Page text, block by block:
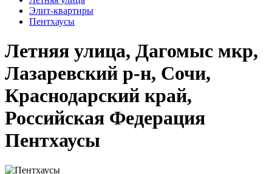
Элит-квартиры
Пентхаусы
Летняя улица, Дагомыс мкр,
Лазаревский р-н, Сочи,
Краснодарский край,
Российская Федерация
Пентхаусы